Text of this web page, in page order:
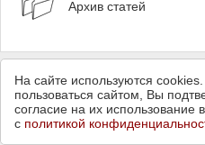
Архив статей
Карта сайта
Владельцам сайтов
Политика конфиденциальности
На сайте используются
пользоваться сайтом, Вы
согласие на их использование
с политикой